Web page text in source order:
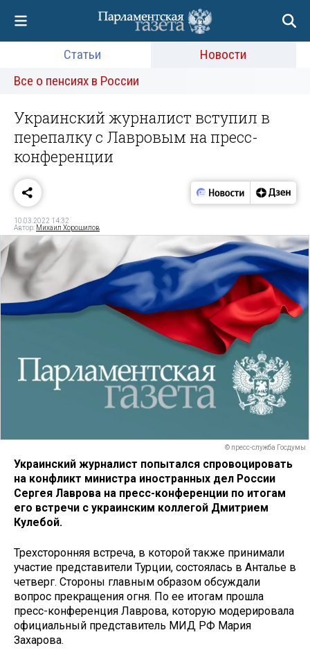
Статьи
Новости
Все о пенсиях в России
Украинский журналист вступил в
перепалку с Лавровым на пресс-
конференции
10.03.2022 14:32
Автор: Михаил Хорошилов
© пресс-служба Госдумы
Украинский журналист попытался спровоцировать
на конфликт министра иностранных дел России
Сергея Лаврова на пресс-конференции по итогам
его встречи с украинским коллегой Дмитрием
Кулебой.
Трехсторонняя встреча, в которой также принимали
участие представители Турции, состоялась в Анталье в
четверг. Стороны главным образом обсуждали
вопрос прекращения огня. По ее итогам прошла
пресс-конференция Лаврова, которую модерировала
официальный представитель МИД РФ Мария
Захарова.